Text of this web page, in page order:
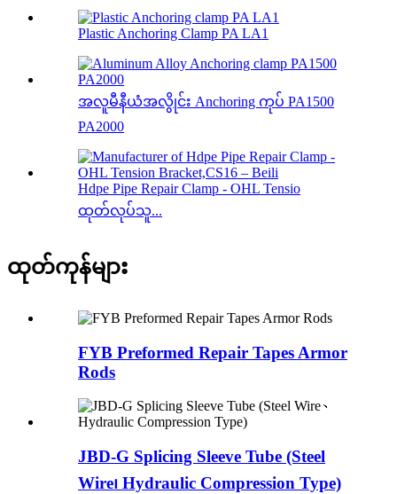
Plastic Anchoring Clamp PA LA1
အလူမီနီယံအလွိုင်း Anchoring ကုပ် PA1500
PA2000
Hdpe Pipe Repair Clamp - OHL Tensio
ထုတ်လုပ်သူ...
ထုတ်ကုန်များ
FYB Preformed Repair Tapes Armor
Rods
JBD-G Splicing Sleeve Tube (Steel
Wire၊ Hydraulic Compression Type)